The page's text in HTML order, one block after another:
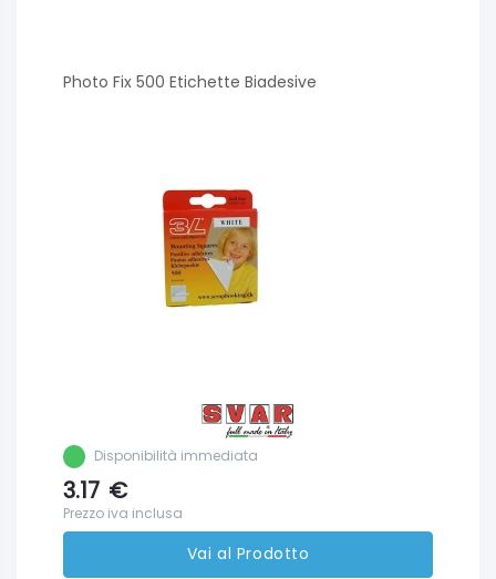
Photo Fix 500 Etichette Biadesive
Disponibilità immediata
3.17 €
Prezzo iva inclusa
Vai al Prodotto